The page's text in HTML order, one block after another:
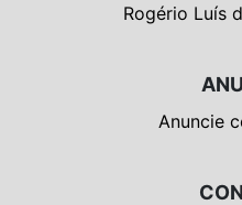
Rogério Luís
Anuncie